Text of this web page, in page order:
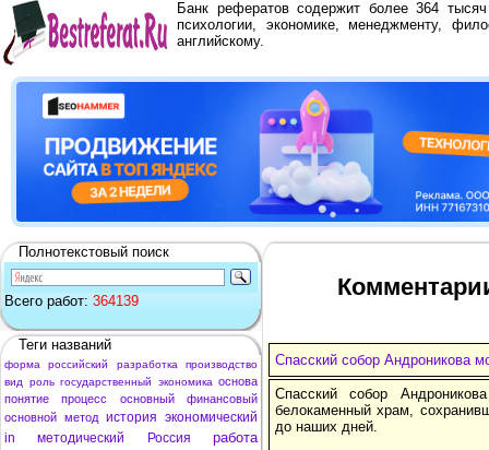
Банк рефератов содержит более 364
психологии, экономике, менеджменту,
английскому.
Полнотекстовый поиск
Всего работ: 364139
Теги названий
форма российский разработка
производство
вид
роль государственный экономика основа
понятие
процесс основный
финансовый
основной метод история экономический
in
методический Россия
работа
Спасский собор Андроникова
Спасский собор
белокаменный храм,
до наших дней.